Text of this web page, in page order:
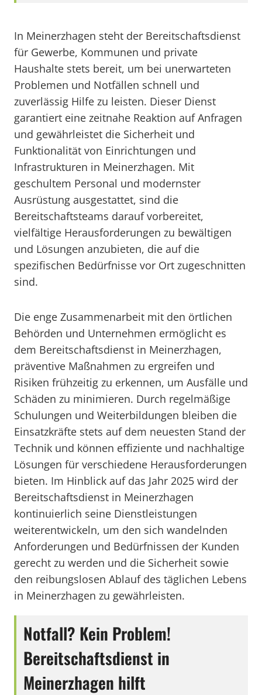
In Meinerzhagen steht der Bereitschaftsdienst
für Gewerbe, Kommunen und private
Haushalte stets bereit, um bei unerwarteten
Problemen und Notfällen schnell und
zuverlässig Hilfe zu leisten. Dieser Dienst
garantiert eine zeitnahe Reaktion auf Anfragen
und gewährleistet die Sicherheit und
Funktionalität von Einrichtungen und
Infrastrukturen in Meinerzhagen. Mit
geschultem Personal und modernster
Ausrüstung ausgestattet, sind die
Bereitschaftsteams darauf vorbereitet,
vielfältige Herausforderungen zu bewältigen
und Lösungen anzubieten, die auf die
spezifischen Bedürfnisse vor Ort zugeschnitten
sind.
Die enge Zusammenarbeit mit den örtlichen
Behörden und Unternehmen ermöglicht es
dem Bereitschaftsdienst in Meinerzhagen,
präventive Maßnahmen zu ergreifen und
Risiken frühzeitig zu erkennen, um Ausfälle und
Schäden zu minimieren. Durch regelmäßige
Schulungen und Weiterbildungen bleiben die
Einsatzkräfte stets auf dem neuesten Stand der
Technik und können effiziente und nachhaltige
Lösungen für verschiedene Herausforderungen
bieten. Im Hinblick auf das Jahr 2025 wird der
Bereitschaftsdienst in Meinerzhagen
kontinuierlich seine Dienstleistungen
weiterentwickeln, um den sich wandelnden
Anforderungen und Bedürfnissen der Kunden
gerecht zu werden und die Sicherheit sowie
den reibungslosen Ablauf des täglichen Lebens
in Meinerzhagen zu gewährleisten.
Notfall? Kein Problem!
Bereitschaftsdienst in
Meinerzhagen hilft